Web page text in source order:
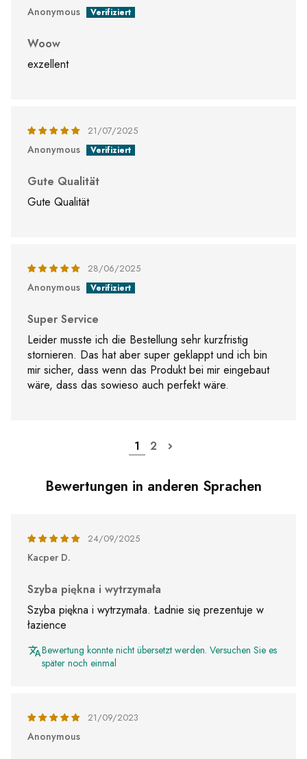
Anonymous
Woow
exzellent
21/07/2025
Anonymous
Gute Qualität
Gute Qualität
28/06/2025
Anonymous
Super Service
Leider musste ich die Bestellung sehr kurzfristig
stornieren. Das hat aber super geklappt und ich bin
mir sicher, dass wenn das Produkt bei mir eingebaut
wäre, dass das sowieso auch perfekt wäre.
1 2
Bewertungen in anderen Sprachen
24/09/2025
Kacper D.
Szyba piękna i wytrzymała
Szyba piękna i wytrzymała. Ładnie się prezentuje w
łazience
Bewertung konnte nicht übersetzt werden. Versuchen Sie es
später noch einmal
21/09/2023
Anonymous